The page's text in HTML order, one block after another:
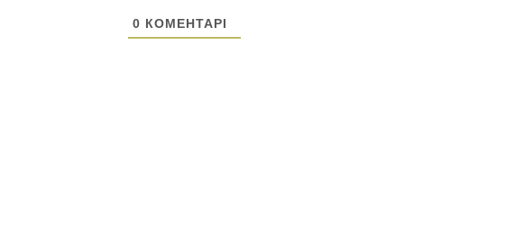
0 КОМЕНТАРІ